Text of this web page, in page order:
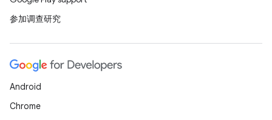
参加调查研究
Android
Chrome